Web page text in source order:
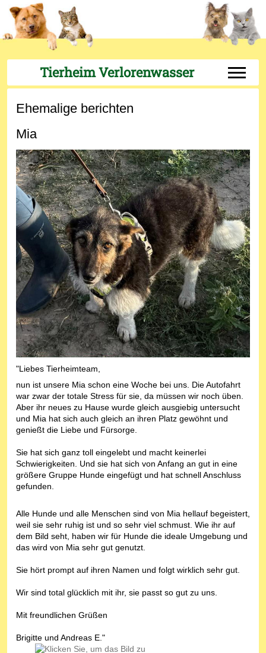
Tierheim Verlorenwasser Off-
Ehemalige berichten
Mia
"Liebes Tierheimteam,
nun ist unsere Mia schon eine Woche bei uns. Die Autofahrt
war zwar der totale Stress für sie, da müssen wir noch üben.
Aber ihr neues zu Hause wurde gleich ausgiebig untersucht
und Mia hat sich auch gleich an ihren Platz gewöhnt und
genießt die Liebe und Fürsorge.
Sie hat sich ganz toll eingelebt und macht keinerlei
Schwierigkeiten. Und sie hat sich von Anfang an gut in eine
größere Gruppe Hunde eingefügt und hat schnell Anschluss
gefunden.
Alle Hunde und alle Menschen sind von Mia hellauf begeistert,
weil sie sehr ruhig ist und so sehr viel schmust. Wie ihr auf
dem Bild seht, haben wir für Hunde die ideale Umgebung und
das wird von Mia sehr gut genutzt.
Sie hört prompt auf ihren Namen und folgt wirklich sehr gut.
Wir sind total glücklich mit ihr, sie passt so gut zu uns.
Mit freundlichen Grüßen
Brigitte und Andreas E."